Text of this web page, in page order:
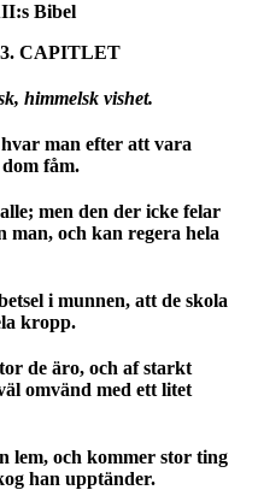
Bibel
CAPITLET
himmelsk vishet.
man efter att vara
fåm.
men den der icke felar
och kan regera hela
i munnen, att de skola
kropp.
de äro, och af starkt
omvänd med ett litet
lem, och kommer stor ting
han upptänder.